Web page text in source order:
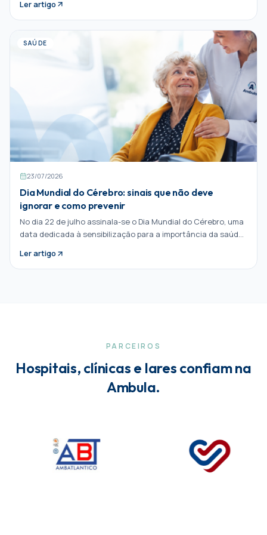
No entanto, muitas pessoas só pensam na saúde
cardiovascular quando surge um problema. Uma dor no peito,
falta de ar inesperada, palpitações ou um diagnóstico que
chega sem aviso.
Ler artigo
SAÚDE
23/07/2026
Dia Mundial do Cérebro: sinais que não deve
ignorar e como prevenir
No dia 22 de julho assinala-se o Dia Mundial do Cérebro, uma
data dedicada à sensibilização para a importância da saúde
Ler artigo
PARCEIROS
Hospitais, clínicas e lares confiam na
Ambula.